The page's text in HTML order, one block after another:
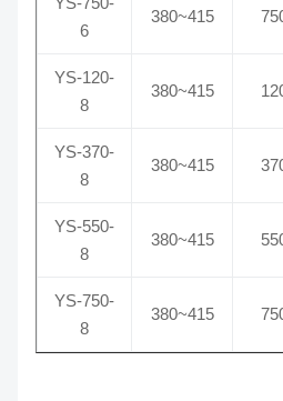
6
380~415
YS-120-
8
380~415
YS-370-
8
380~415
YS-550-
8
380~415
YS-750-
8
380~415